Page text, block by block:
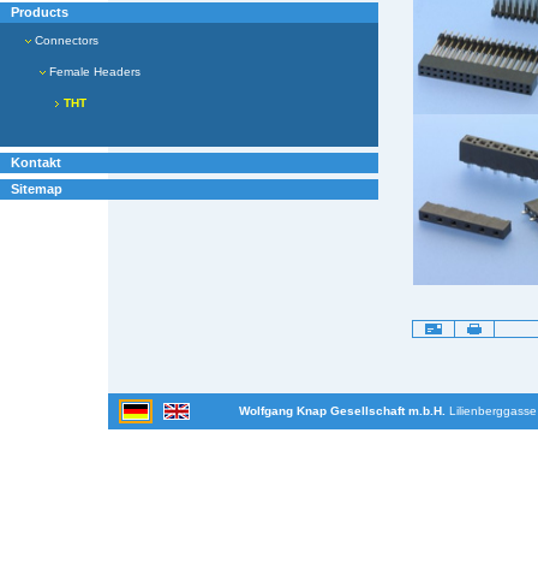
Products
Connectors
Female Headers
THT
Kontakt
Sitemap
Artikelaktionen
Wolfgang Knap Gesellschaft m.b.H.